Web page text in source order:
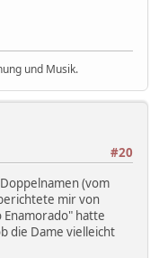
und Musik.
#20
(vom
mir von
Enamorado" hatte
die Dame vielleicht